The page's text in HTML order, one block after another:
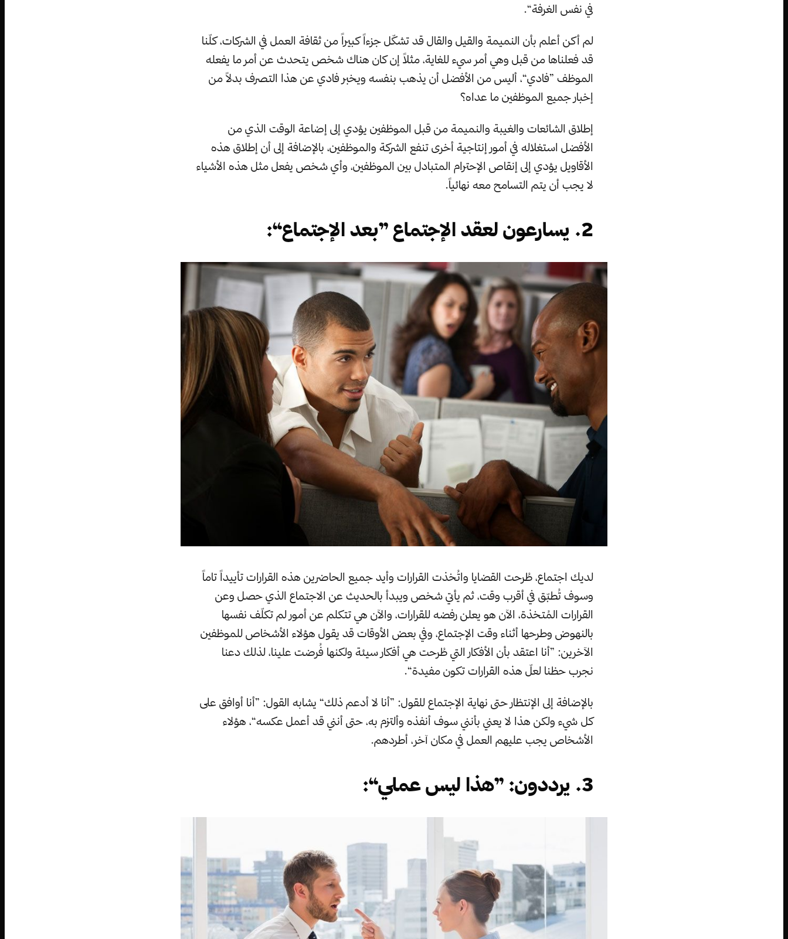
في نفس الغرفة“.
لم أكن أعلم بأن النميمة والقيل والقال قد تشكّل جزءاً كبيراً من ثقافة العمل في الشركات، كلّنا
قد فعلناها من قبل وهي أمر سيء للغاية، مثلاً إن كان هناك شخص يتحدث عن أمر ما يفعله
الموظف ”فادي“، أليس من الأفضل أن يذهب بنفسه ويخبر فادي عن هذا التصرف بدلاً من
إخبار جميع الموظفين ما عداه؟
إطلاق الشائعات والغيبة والنميمة من قبل الموظفين يؤدي إلى إضاعة الوقت الذي من
الأفضل استغلاله في أمور إنتاجية أخرى تنفع الشركة والموظفين، بالإضافة إلى أن إطلاق هذه
الأقاويل يؤدي إلى إنقاص الإحترام المتبادل بين الموظفين، وأي شخص يفعل مثل هذه الأشياء
لا يجب أن يتم التسامح معه نهائياً.
2. يسارعون لعقد الإجتماع ”بعد الإجتماع“:
لديك اجتماع، طُرحت القضايا واتُخذت القرارات وأيد جميع الحاضرين هذه القرارات تأييداً تاماً
وسوف تُطبّق في أقرب وقت، ثم يأتي شخص ويبدأ بالحديث عن الاجتماع الذي حصل وعن
القرارات المُتخذة، الآن هو يعلن رفضه للقرارات، والآن هي تتكلم عن أمور لم تكلّف نفسها
بالنهوض وطرحها أثناء وقت الإجتماع، وفي بعض الأوقات قد يقول هؤلاء الأشخاص للموظفين
الآخرين: ”أنا اعتقد بأن الأفكار التي طُرحت هي أفكار سيئة ولكنها فُرضت علينا، لذلك دعنا
نجرب حظنا لعلّ هذه القرارات تكون مفيدة“.
بالإضافة إلى الإنتظار حتى نهاية الإجتماع للقول: ”أنا لا أدعم ذلك“ يشابه القول: ”أنا أوافق على
كل شيء ولكن هذا لا يعني بأنني سوف أنفذه وألتزم به، حتى أنني قد أعمل عكسه“، هؤلاء
الأشخاص يجب عليهم العمل في مكان آخر، أطردهم.
3. يرددون: ”هذا ليس عملي“: